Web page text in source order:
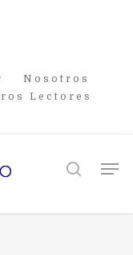
Nosotros
Lectores
search